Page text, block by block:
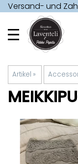
Versand- und
Artikel ‪»